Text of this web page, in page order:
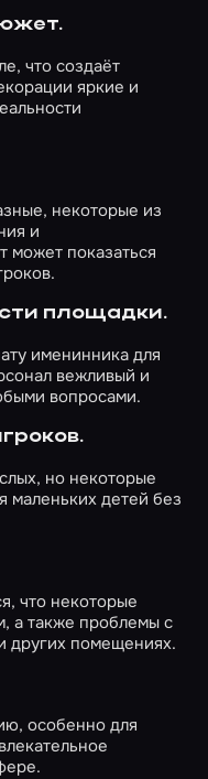
что создаёт
яркие и
некоторые из
и
может показаться
площадки.
именинника для
вежливый и
вопросами.
но некоторые
маленьких детей без
что некоторые
а также проблемы с
других помещениях.
особенно для